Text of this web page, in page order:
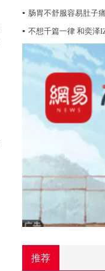
▪ 肠胃不舒服容易肚子
▪ 不想千篇一律 和奕泽
推荐